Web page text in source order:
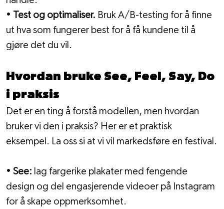
• Test og optimaliser. Bruk A/B-testing for å finne
ut hva som fungerer best for å få kundene til å
gjøre det du vil.
Hvordan bruke See, Feel, Say, Do
i praksis
Det er en ting å forstå modellen, men hvordan
bruker vi den i praksis? Her er et praktisk
eksempel. La oss si at vi vil markedsføre en festival.
• See: lag fargerike plakater med fengende
design og del engasjerende videoer på Instagram
for å skape oppmerksomhet.